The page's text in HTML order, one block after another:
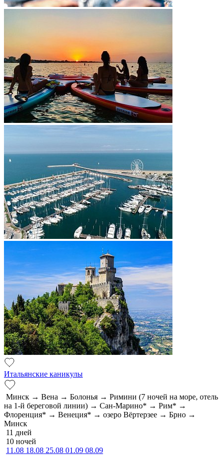
Итальянские каникулы
Минск → Вена → Болонья → Римини (7 ночей на море, отель
на 1-й береговой линии) → Сан-Марино* → Рим* →
Флоренция* → Венеция* → озеро Вёртерзее → Брно →
Минск
11 дней
10 ночей
11.08 18.08 25.08 01.09 08.09